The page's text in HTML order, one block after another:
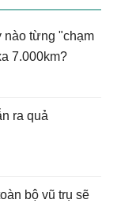
nào từng "chạm
7.000km?
ra quả
bộ vũ trụ sẽ